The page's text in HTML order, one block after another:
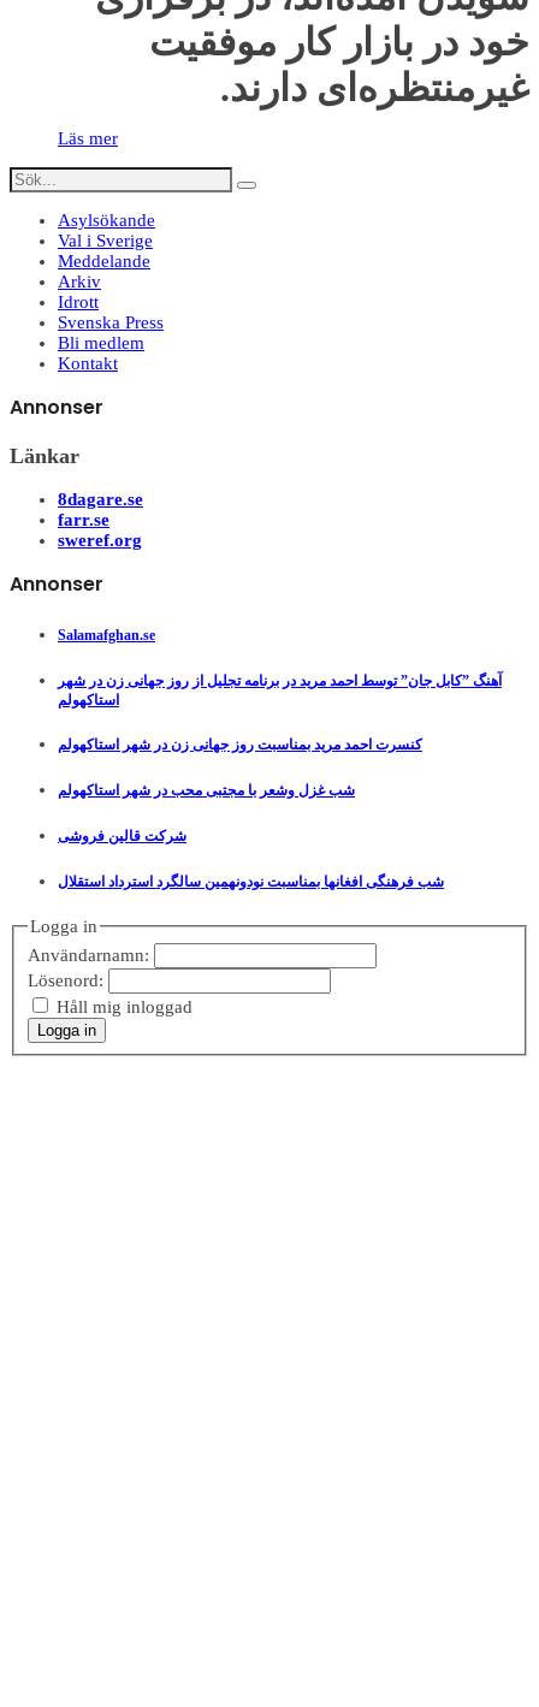
خود در بازار کار موفقیت
غیرمنتظره‌ای دارند.
Läs mer
Asylsökande
Val i Sverige
Meddelande
Arkiv
Idrott
Svenska Press
Bli medlem
Kontakt
Annonser
Länkar
8dagare.se
farr.se
sweref.org
Annonser
Salamafghan.se
آهنگ ”کابل جان” توسط احمد مرید در برنامه تجلیل از روز جهانی زن در شهر
استاکهولم
کنسرت احمد مرید بمناسبت روز جهانی زن در شهر استاکهولم
شب غزل وشعر با مجتبی محب در شهر استاکهولم
شرکت قالین فروشی
شب فرهنگی افغانها بمناسبت نودونهمین سالگرد استرداد استقلال
Logga in
Användarnamn:
Lösenord:
Håll mig inloggad
Logga in